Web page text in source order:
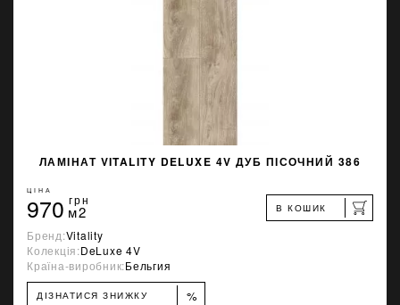
ЛАМІНАТ VITALITY DELUXE 4V ДУБ ПІСОЧНИЙ 386
ЦІНА
970 грн
м2 В КОШИК
Бренд:Vitality
Колекція:DeLuxe 4V
Країна-виробник:Бельгия
ДІЗНАТИСЯ ЗНИЖКУ %